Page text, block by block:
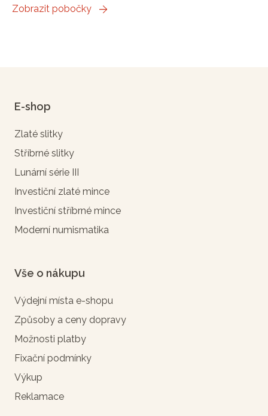
Zobrazit pobočky
E-shop
Zlaté slitky
Stříbrné slitky
Lunární série III
Investiční zlaté mince
Investiční stříbrné mince
Moderní numismatika
Vše o nákupu
Výdejní místa e-shopu
Způsoby a ceny dopravy
Možnosti platby
Fixační podmínky
Výkup
Reklamace